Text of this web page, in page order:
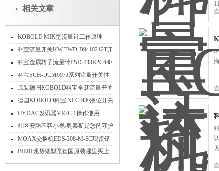
相关文章
KOBOLD MIK型流量计工作原理
科宝流量开关KW-TWD-B9410212T开
关范围
科宝金属转子流量计PSD-433R2C440
技术参数
科宝SCH-DCM6970系列流量开关性
能
原装德国KOBOLD科宝全新流量开关
现货VKA系列功能参数说明
德国KOBOLD科宝 NEC-930液位开关
介绍
HYDAC发讯器VR2C.1操作使用
社区安防不容小视-奥泰斯是您的守护
者
MOAX交换机EDS-308-M-SC现货销
售*系列
BIERI现货微型泵德国原装哪里买上
海维特锐